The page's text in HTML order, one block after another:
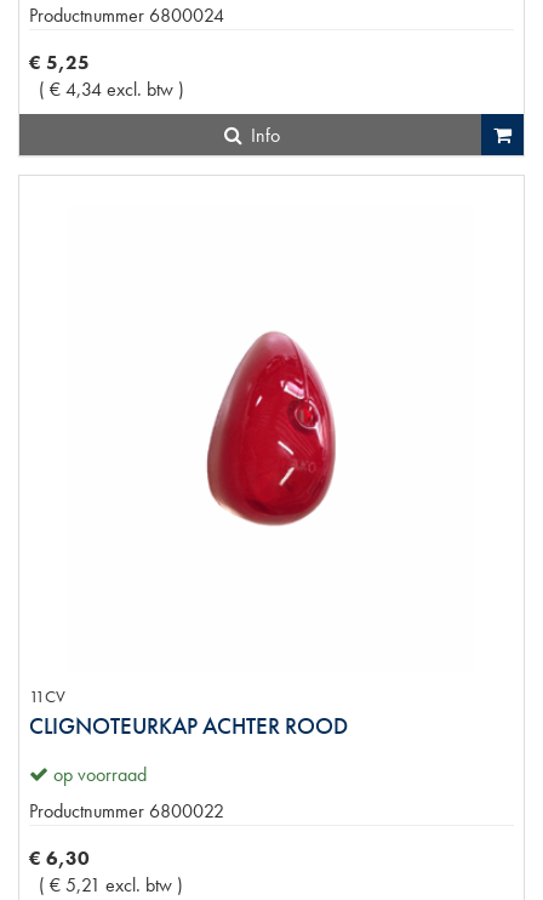
Productnummer 6800024
€ 5,25
( €4,34excl. btw )
Info
11CV
CLIGNOTEURKAP ACHTER ROOD
op voorraad
Productnummer 6800022
€ 6,30
( €5,21 excl. btw )